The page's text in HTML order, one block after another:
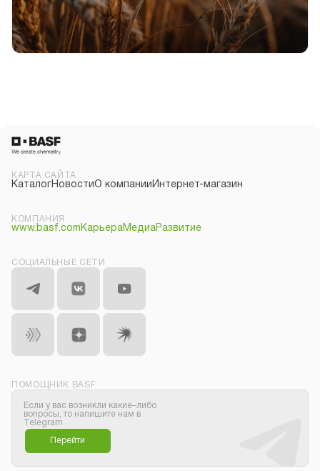
КАРТА САЙТА
КаталогНовостиО компании Интернет-магазин
КОМПАНИЯ
www.basf.com КарьераМедиаРазвитие
СОЦИАЛЬНЫЕ СЕТИ
ПОМОЩНИК BASF
Если у вас возникли какие–либо
вопросы, то напишите нам в
Telegram
Перейти